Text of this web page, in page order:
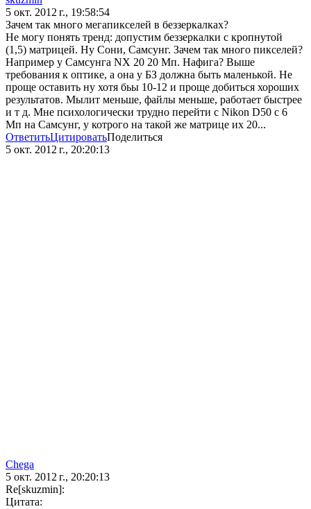
5 окт. 2012 г., 19:58:54
Зачем так много мегапикселей в беззеркалках?
Не могу понять тренд: допустим беззеркалки с кропнутой
(1,5) матрицей. Ну Сони, Самсунг. Зачем так много пикселей?
Например у Самсунга NX 20 20 Мп. Нафига? Выше
требования к оптике, а она у БЗ должна быть маленькой. Не
проще оставить ну хотя бьы 10-12 и проще добиться хороших
результатов. Мылит меньше, файлы меньше, работает быстрее
и т д. Мне психологически трудно перейти с Nikon D50 с 6
Мп на Самсунг, у котрого на такой же матрице их 20...
ОтветитьЦитироватьПоделиться
5 окт. 2012 г., 20:20:13
Chega
5 окт. 2012 г., 20:20:13
Re[skuzmin]:
Цитата: